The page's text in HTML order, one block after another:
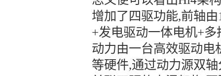
增加了四驱功能,前轴
+发电驱动一体电机+
动力由一台高效驱动电
等硬件,通过动力源双